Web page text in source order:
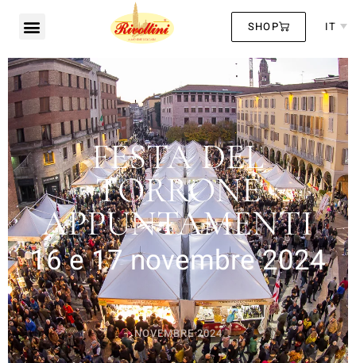
SHOP IT
FESTA DEL
TORRONE
APPUNTAMENTI
16 e 17 novembre 2024
NOVEMBRE 2024